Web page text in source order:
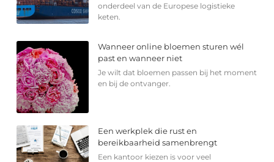
onderdeel van de Europese logistieke
keten.
Wanneer online bloemen sturen wél
past en wanneer niet
Je wilt dat bloemen passen bij het moment
en bij de ontvanger.
Een werkplek die rust en
bereikbaarheid samenbrengt
Een kantoor kiezen is voor veel